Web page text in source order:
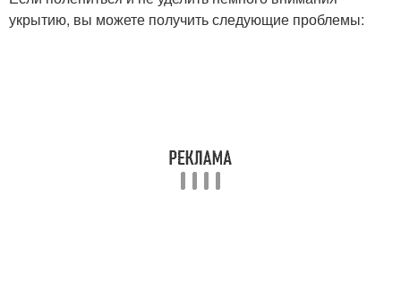
укрытию, вы можете получить следующие проблемы: